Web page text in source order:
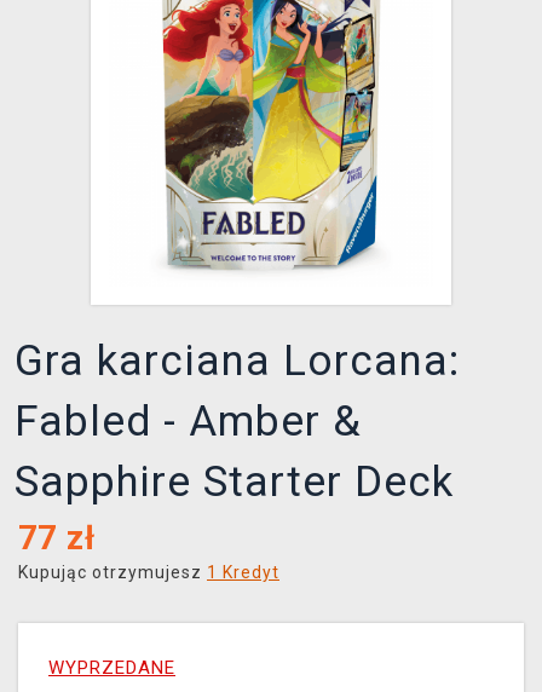
Gra karciana Lorcana:
Fabled - Amber &
Sapphire Starter Deck
77 zł
Kupując otrzymujesz 1 Kredyt
WYPRZEDANE